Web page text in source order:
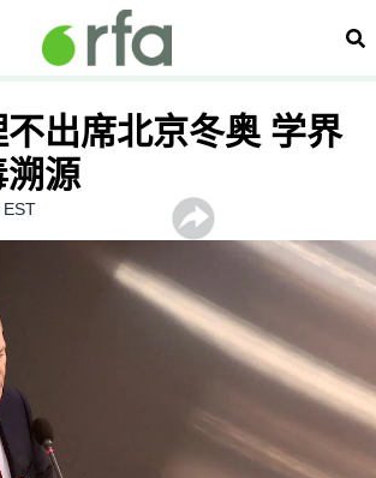
搜
出席北京冬奥 学界
溯源